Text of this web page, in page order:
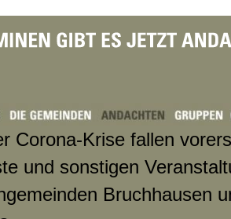
Corona-Krise fallen
und sonstigen
Bruchhausen